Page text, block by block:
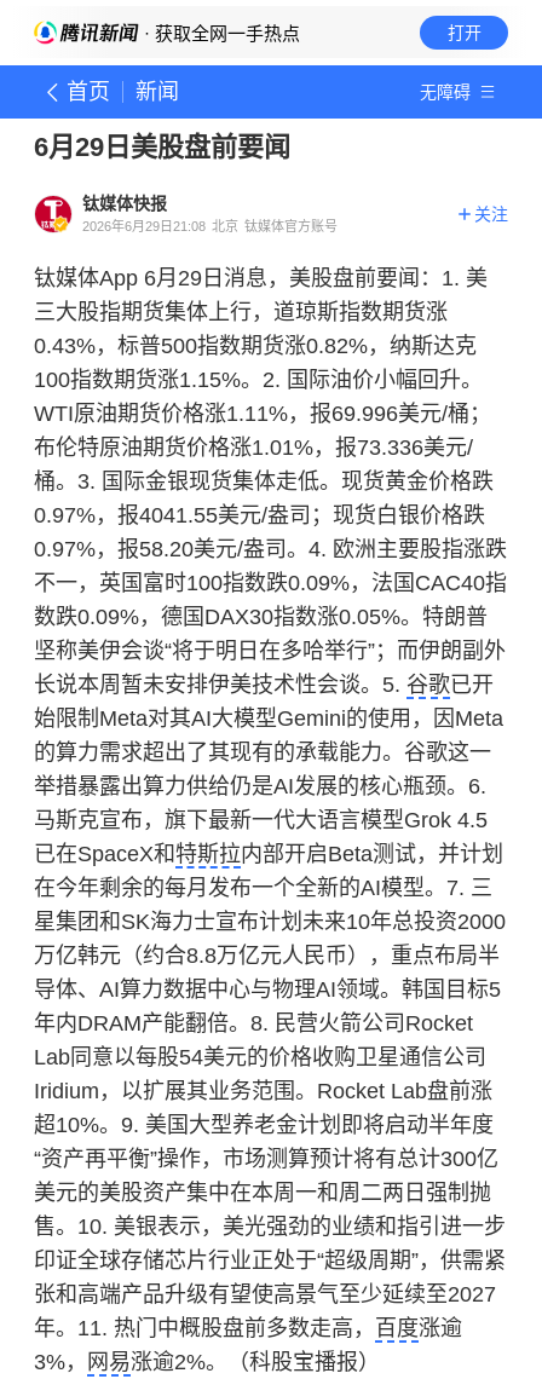
· 获取全网一手热点 打开
首页 新闻 无障碍
6月29日美股盘前要闻
钛媒体快报
2026年6月29日21:08 北京 钛媒体官方账号
关注
钛媒体App 6月29日消息，美股盘前要闻：1. 美
三大股指期货集体上行，道琼斯指数期货涨
0.43%，标普500指数期货涨0.82%，纳斯达克
100指数期货涨1.15%。2. 国际油价小幅回升。
WTI原油期货价格涨1.11%，报69.996美元/桶；
布伦特原油期货价格涨1.01%，报73.336美元/
桶。3. 国际金银现货集体走低。 现货黄金价格跌
0.97%，报4041.55美元/盎司；现货白银价格跌
0.97%，报58.20美元/盎司。4. 欧洲主要股指涨跌
不一，英国富时100指数跌0.09%，法国CAC40指
数跌0.09%，德国DAX30指数涨0.05%。特朗普
坚称美伊会谈“将于明日在多哈举行”；而伊朗副外
长说本周暂未安排伊美技术性会谈。5. 谷歌已开
始限制Meta对其AI大模型Gemini的使用，因Meta
的算力需求超出了其现有的承载能力。谷歌这一
举措暴露出算力供给仍是AI发展的核心瓶颈。6.
马斯克宣布，旗下最新一代大语言模型Grok 4.5
已在SpaceX和特斯拉内部开启Beta测试，并计划
在今年剩余的每月发布一个全新的AI模型。7. 三
星集团和SK海力士宣布计划未来10年总投资2000
万亿韩元（约合8.8万亿元人民币），重点布局半
导体、AI算力数据中心与物理AI领域。韩国目标5
年内DRAM产能翻倍。8. 民营火箭公司Rocket
Lab同意以每股54美元的价格收购卫星通信公司
Iridium，以扩展其业务范围。Rocket Lab盘前涨
超10%。9. 美国大型养老金计划即将启动半年度
“资产再平衡”操作，市场测算预计将有总计300亿
美元的美股资产集中在本周一和周二两日强制抛
售。10. 美银表示，美光强劲的业绩和指引进一步
印证全球存储芯片行业正处于“超级周期”，供需紧
张和高端产品升级有望使高景气至少延续至2027
年。11. 热门中概股盘前多数走高，
百度涨逾
3%，
网易涨逾2%。（科股宝播报）